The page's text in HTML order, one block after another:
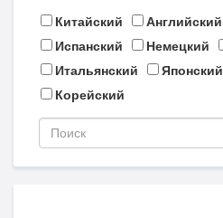
Китайский
Английский
Испанский
Немецкий
Итальянский
Японский
Корейский